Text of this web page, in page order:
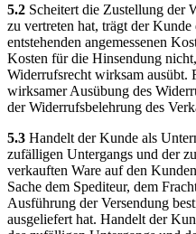
5.2 Scheitert die Zustellung der
zu vertreten hat, trägt der
entstehenden angemessenen
Kosten für die Hinsendung
Widerrufsrecht wirksam ausübt.
wirksamer Ausübung des
der Widerrufsbelehrung des
5.3 Handelt der Kunde als
zufälligen Untergangs und der
verkauften Ware auf den
Sache dem Spediteur, dem
Ausführung der Versendung
ausgeliefert hat. Handelt der